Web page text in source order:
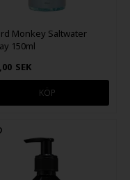
Monkey Saltwater
150ml
SEK